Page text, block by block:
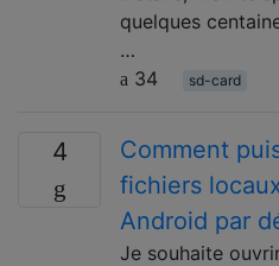
quelques
…
34
sd-card
4
Comment
fichiers
Android par
Je souhaite